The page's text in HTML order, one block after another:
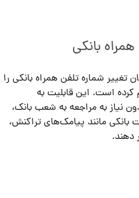
بانکی
شماره تلفن همراه بانکی را
است. این قابلیت به
به مراجعه به شعب بانک،
مانند پیامک‌های تراکنش،